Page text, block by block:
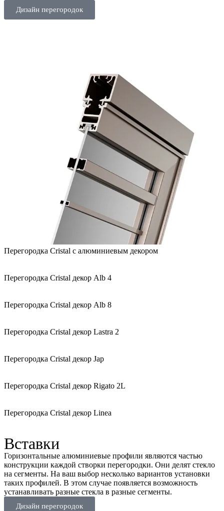
Дизайн перегородок
Перегородка Cristal с алюминиевым декором
Перегородка Cristal декор Alb 4
Перегородка Cristal декор Alb 8
Перегородка Cristal декор Lastra 2
Перегородка Cristal декор Jap
Перегородка Cristal декор Rigato 2L
Перегородка Cristal декор Linea
Вставки
Горизонтальные алюминиевые профили являются частью
конструкции каждой створки перегородки. Они делят стекло
на сегменты. На ваш выбор несколько вариантов установки
таких профилей. В этом случае появляется возможность
устанавливать разные стекла в разные сегменты.
Дизайн перегородок